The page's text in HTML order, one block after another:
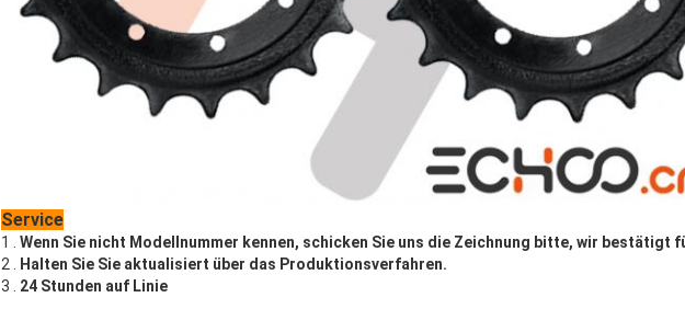
Service
1 . Wenn Sie nicht Modellnummer kennen, schicken Sie uns die Zeichnung bitte, wir bestätigt
2 .
Halten Sie Sie aktualisiert über das Produktionsverfahren.
3 . 24 Stunden auf Linie